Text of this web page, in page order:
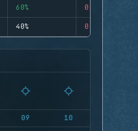
60% 0
40% 0
09 10